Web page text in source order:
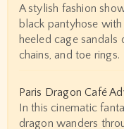
A stylish fashion
black pantyhose
heeled cage
chains, and toe rings.
Paris Dragon Café
In this cinematic
dragon wanders